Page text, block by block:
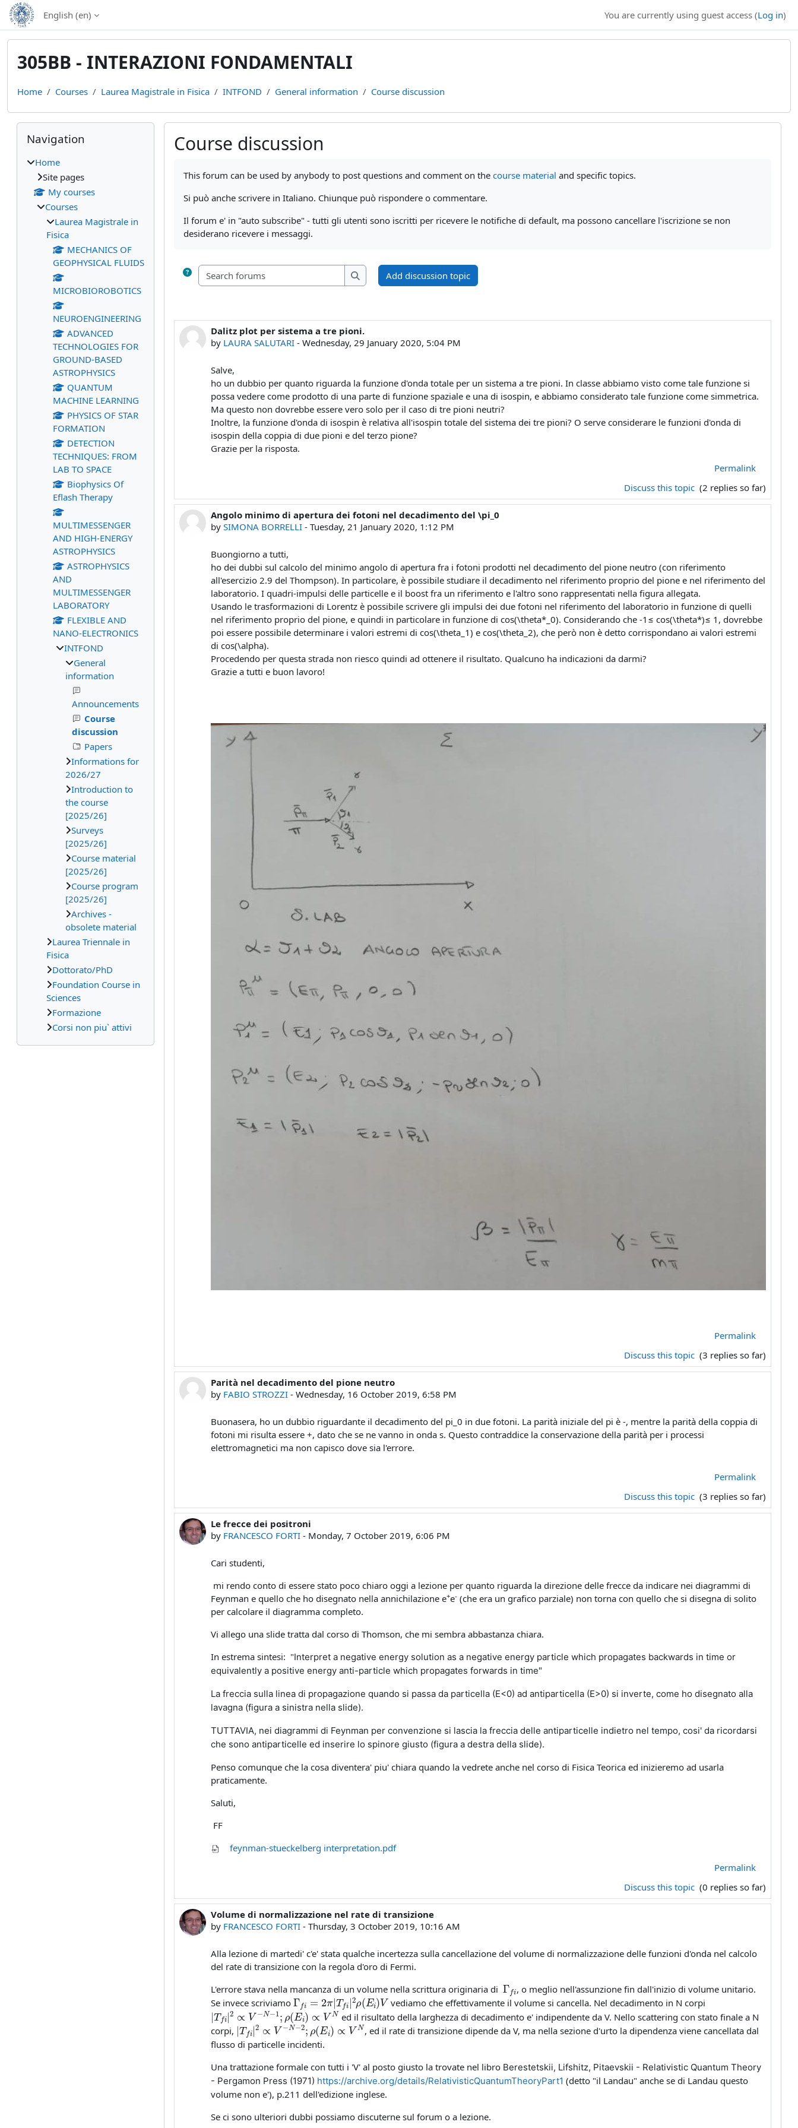
Skip to main content
English ‎(en)‎ You are currently using guest access (Log in)
305BB - INTERAZIONI FONDAMENTALI
Home Courses Laurea Magistrale in Fisica INTFOND General information Course discussion
Course discussion
This forum can be used by anybody to post questions and comment on the course material and specific topics.
Si può anche scrivere in Italiano. Chiunque può rispondere o commentare.
Il forum e' in "auto subscribe" - tutti gli utenti sono iscritti per ricevere le notifiche di default, ma possono cancellare l'iscrizione se non
desiderano ricevere i messaggi.
Search forums
Search forums
Add discussion topic
Dalitz plot per sistema a tre pioni.
by LAURA SALUTARI - Wednesday, 29 January 2020, 5:04 PM
Salve,
ho un dubbio per quanto riguarda la funzione d'onda totale per un sistema a tre pioni. In classe abbiamo visto come tale funzione si
possa vedere come prodotto di una parte di funzione spaziale e una di isospin, e abbiamo considerato tale funzione come simmetrica.
Ma questo non dovrebbe essere vero solo per il caso di tre pioni neutri?
Inoltre, la funzione d'onda di isospin è relativa all'isospin totale del sistema dei tre pioni? O serve considerare le funzioni d'onda di
isospin della coppia di due pioni e del terzo pione?
Grazie per la risposta.
Permalink
Discuss this topic (2 replies so far)
Angolo minimo di apertura dei fotoni nel decadimento del \pi_0
by SIMONA BORRELLI - Tuesday, 21 January 2020, 1:12 PM
Buongiorno a tutti,
ho dei dubbi sul calcolo del minimo angolo di apertura fra i fotoni prodotti nel decadimento del pione neutro (con riferimento
all'esercizio 2.9 del Thompson). In particolare, è possibile studiare il decadimento nel riferimento proprio del pione e nel riferimento del
laboratorio. I quadri-impulsi delle particelle e il boost fra un riferimento e l'altro sono rappresentati nella figura allegata.
Usando le trasformazioni di Lorentz è possibile scrivere gli impulsi dei due fotoni nel riferimento del laboratorio in funzione di quelli
nel riferimento proprio del pione, e quindi in particolare in funzione di cos(\theta*_0). Considerando che -1≤ cos(\theta*)≤ 1, dovrebbe
poi essere possibile determinare i valori estremi di cos(\theta_1) e cos(\theta_2), che però non è detto corrispondano ai valori estremi
di cos(\alpha).
Procedendo per questa strada non riesco quindi ad ottenere il risultato. Qualcuno ha indicazioni da darmi?
Grazie a tutti e buon lavoro!
Permalink
Discuss this topic (3 replies so far)
Parità nel decadimento del pione neutro
by FABIO STROZZI - Wednesday, 16 October 2019, 6:58 PM
Buonasera, ho un dubbio riguardante il decadimento del pi_0 in due fotoni. La parità iniziale del pi è -, mentre la parità della coppia di
fotoni mi risulta essere +, dato che se ne vanno in onda s. Questo contraddice la conservazione della parità per i processi
elettromagnetici ma non capisco dove sia l'errore.
Permalink
Discuss this topic (3 replies so far)
Le frecce dei positroni
by FRANCESCO FORTI - Monday, 7 October 2019, 6:06 PM
Cari studenti,
mi rendo conto di essere stato poco chiaro oggi a lezione per quanto riguarda la direzione delle frecce da indicare nei diagrammi di
Feynman e quello che ho disegnato nella annichilazione e+e- (che era un grafico parziale) non torna con quello che si disegna di solito
per calcolare il diagramma completo.
Vi allego una slide tratta dal corso di Thomson, che mi sembra abbastanza chiara.
In estrema sintesi: "Interpret a negative energy solution as a negative energy particle which propagates backwards in time or
equivalently a positive energy anti-particle which propagates forwards in time"
La freccia sulla linea di propagazione quando si passa da particella (E<0) ad antiparticella (E>0) si inverte, come ho disegnato alla
lavagna (figura a sinistra nella slide).
TUTTAVIA, nei diagrammi di Feynman per convenzione si lascia la freccia delle antiparticelle indietro nel tempo, cosi' da ricordarsi
che sono antiparticelle ed inserire lo spinore giusto (figura a destra della slide).
Penso comunque che la cosa diventera' piu' chiara quando la vedrete anche nel corso di Fisica Teorica ed inizieremo ad usarla
praticamente.
Saluti,
FF
feynman-stueckelberg interpretation.pdf
Permalink
Discuss this topic (0 replies so far)
Volume di normalizzazione nel rate di transizione
by FRANCESCO FORTI - Thursday, 3 October 2019, 10:16 AM
Alla lezione di martedi' c'e' stata qualche incertezza sulla cancellazione del volume di normalizzazione delle funzioni d'onda nel calcolo
del rate di transizione con la regola d'oro di Fermi.
L'errore stava nella mancanza di un volume nella scrittura originaria di Γf
, o meglio nell'assunzione fin dall'inizio di volume unitario.
Se invece scriviamo Γf=2π|Tf|2ρ(Ei)V vediamo che effettivamente il volume si cancella. Nel decadimento in N corpi
|T f|2∝V−N−1;ρ(Ei) ∝VN
ed il risultato della larghezza di decadimento e' indipendente da V. Nello scattering con stato finale a N
corpi, |T f| V−N−2 ρ(E ) VN
, ed il rate di transizione dipende da V, ma nella sezione d'urto la dipendenza viene cancellata dal
flusso di particelle incidenti.
Una trattazione formale con tutti i 'V' al posto giusto la trovate nel libro Berestetskii, Lifshitz, Pitaevskii - Relativistic Quantum Theory
- Pergamon Press (1971) https://archive.org/details/RelativisticQuantumTheoryPart1 (detto "il Landau" anche se di Landau questo
volume non e'), p.211 dell'edizione inglese.
Se ci sono ulteriori dubbi possiamo discuterne sul forum o a lezione.
Blocks
Skip Navigation
Navigation
Home
Site pages
My courses
Courses
Laurea Magistrale in
Fisica
MECHANICS OF
GEOPHYSICAL FLUIDS
MICROBIOROBOTICS
NEUROENGINEERING
ADVANCED
TECHNOLOGIES FOR
GROUND-BASED
ASTROPHYSICS
QUANTUM
MACHINE LEARNING
PHYSICS OF STAR
FORMATION
DETECTION
TECHNIQUES: FROM
LAB TO SPACE
Biophysics Of
Eflash Therapy
MULTIMESSENGER
AND HIGH-ENERGY
ASTROPHYSICS
ASTROPHYSICS
AND
MULTIMESSENGER
LABORATORY
FLEXIBLE AND
NANO-ELECTRONICS
INTFOND
General
information
Announcements
Course
discussion
Papers
Informations for
2026/27
Introduction to
the course
[2025/26]
Surveys
[2025/26]
Course material
[2025/26]
Course program
[2025/26]
Archives -
obsolete material
Laurea Triennale in
Fisica
Dottorato/PhD
Foundation Course in
Sciences
Formazione
Corsi non piu` attivi